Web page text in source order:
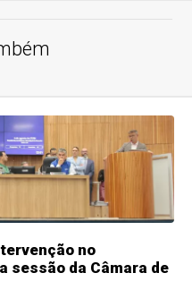
no
sessão da Câmara de